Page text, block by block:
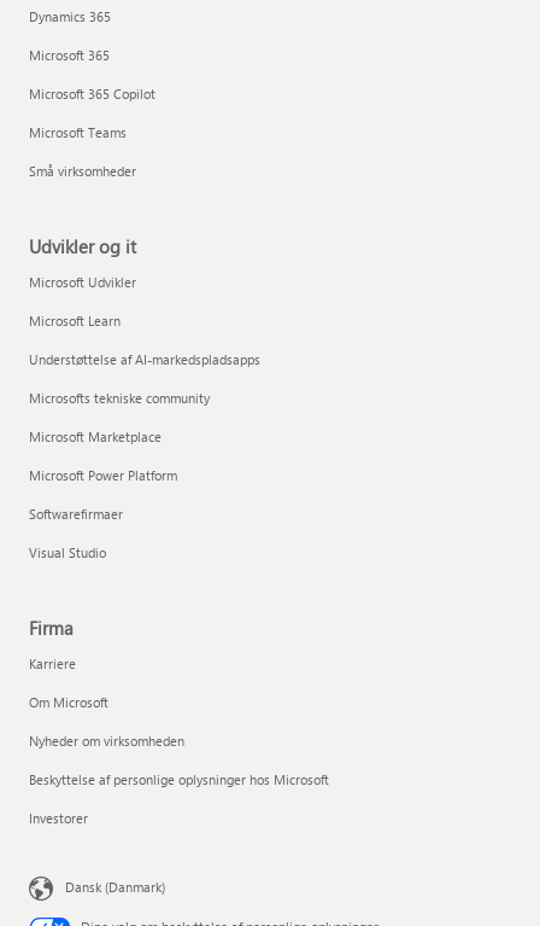
Dynamics 365
Microsoft 365
Microsoft 365 Copilot
Microsoft Teams
Små virksomheder
Udvikler og it
Microsoft Udvikler
Microsoft Learn
Understøttelse af AI-markedspladsapps
Microsofts tekniske community
Microsoft Marketplace
Microsoft Power Platform
Softwarefirmaer
Visual Studio
Firma
Karriere
Om Microsoft
Nyheder om virksomheden
Beskyttelse af personlige oplysninger hos Microsoft
Investorer
Dansk (Danmark)